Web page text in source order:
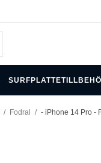
/ Fodral / - iPhone 14 Pro -